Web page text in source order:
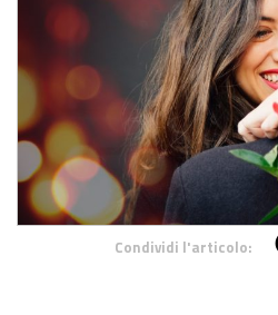
Condividi l'articolo: